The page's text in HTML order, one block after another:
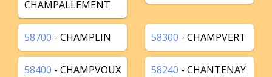
CHAMPALLEMENT
58700 - CHAMPLIN 58300 - CHAMPVERT
58400 - CHAMPVOUX 58240 - CHANTENAY